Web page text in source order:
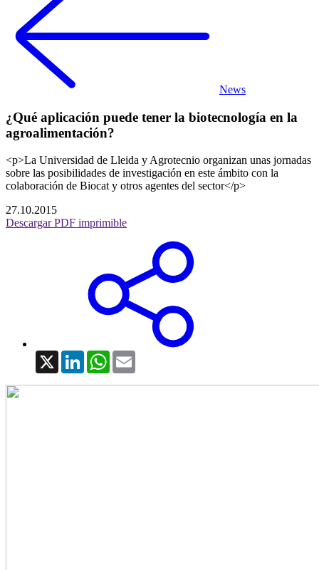
News
¿Qué aplicación puede tener la biotecnología en la
agroalimentación?
<p>La Universidad de Lleida y Agrotecnio organizan unas jornadas
sobre las posibilidades de investigación en este ámbito con la
colaboración de Biocat y otros agentes del sector</p>
27.10.2015
Descargar PDF imprimible
X LinkedInWhatsApp